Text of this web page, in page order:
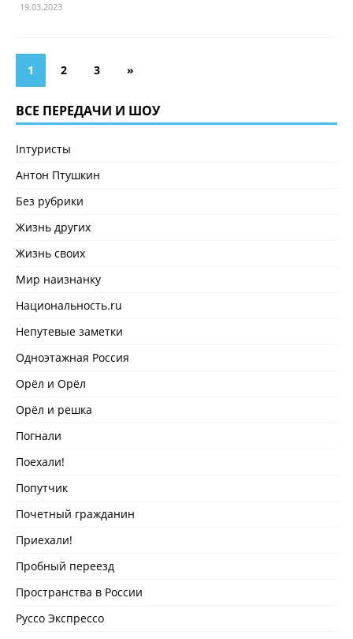
19.03.2023
1 2 3 »
ВСЕ ПЕРЕДАЧИ И ШОУ
Inтуристы
Антон Птушкин
Без рубрики
Жизнь других
Жизнь своих
Мир наизнанку
Национальность.ru
Непутевые заметки
Одноэтажная Россия
Орёл и Орёл
Орёл и решка
Погнали
Поехали!
Попутчик
Почетный гражданин
Приехали!
Пробный переезд
Пространства в России
Руссо Экспрессо